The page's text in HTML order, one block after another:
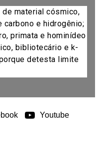
de material cósmico,
e hidrogênio;
primata e hominídeo
bibliotecário e k-
detesta limite
Youtube